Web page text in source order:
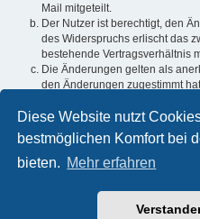
Diese Website nutzt
bestmöglichen Komfort bei
bieten. Mehr erfahren
Mail mitgeteilt.
Der Nutzer ist berechtigt, den
des Widerspruchs erlischt das
bestehende Vertragsverhältnis
Die Änderungen gelten als
den Änderungen zugestimmt
Informationen über den
in der Datenschutzerklärung
Powered byphpBB®